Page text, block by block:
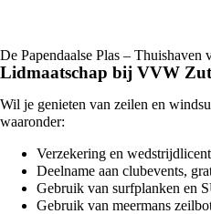
De Papendaalse Plas –
Lidmaatschap bij VVW
Wil je genieten van zeilen en
waaronder:
Verzekering en
Deelname aan clubevents,
Gebruik van surfplanken en
Gebruik van meermans